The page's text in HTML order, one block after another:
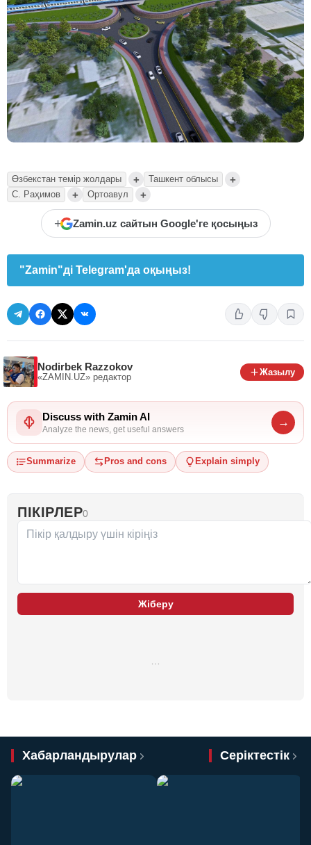
Өзбекстан темір жолдары + Ташкент облысы +
С. Раҳимов + Ортоавул +
+ Zamin.uz сайтын Google'ге қосыңыз
"Zamin"ді Telegram'да оқыңыз!
Nodirbek Razzokov
«ZAMIN.UZ» редактор
Жазылу
Discuss with Zamin AI
Analyze the news, get useful answers
→
Summarize Pros and cons Explain simply
ПІКІРЛЕР0
Жіберу
…
Хабарландырулар Серіктестік